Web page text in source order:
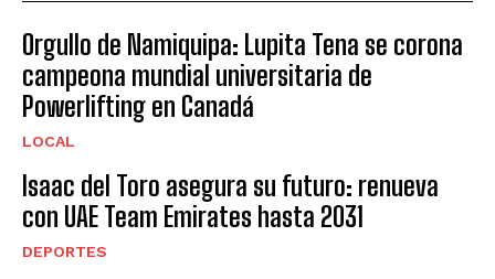
Orgullo de Namiquipa: Lupita Tena se corona
campeona mundial universitaria de
Powerlifting en Canadá
LOCAL
Isaac del Toro asegura su futuro: renueva
con UAE Team Emirates hasta 2031
DEPORTES